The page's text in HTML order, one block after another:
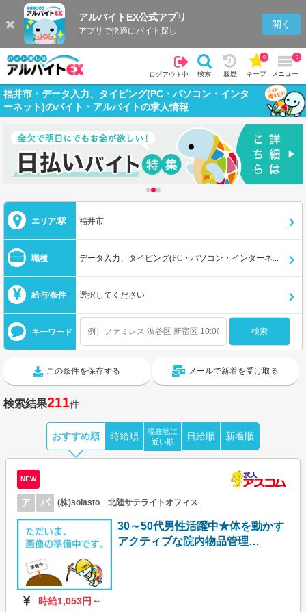
アルバイトEX公式アプリ
アプリで快適にバイト探し
開く
ログアウト中 検索 履歴 キープ
0
メニュー
0
福井市・データ入力、タイピング(PC・パソコン・インタ
ーネット)のバイト・アルバイトの求人情報
エリア/駅 福井市
職種
給与/条件 選択してください
キーワード
この条件を保存する メールで新着を受け取る
検索結果211件
おすすめ順 時給順
現在地に
近い順
日給順 新着順
NEW
ア パ (株)solasto 北陸サテライトオフィス
30～50代男性活躍中★体を動かす
アクティブな院内物品管理…
時給1,053円～